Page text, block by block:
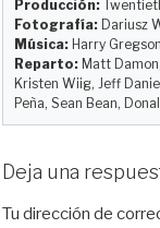
n
k
Producción:
Fotografía: Dariusz
Música: Harry
Reparto: Matt
Kristen Wiig, Jeff
Peña, Sean Bean,
Deja una
Tu dirección de